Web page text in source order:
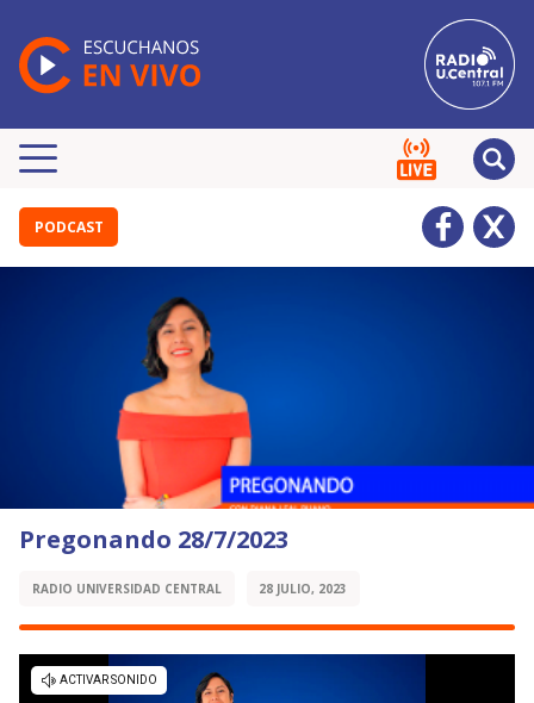
PODCAST
Pregonando 28/7/2023
RADIO UNIVERSIDAD CENTRAL 28 JULIO, 2023